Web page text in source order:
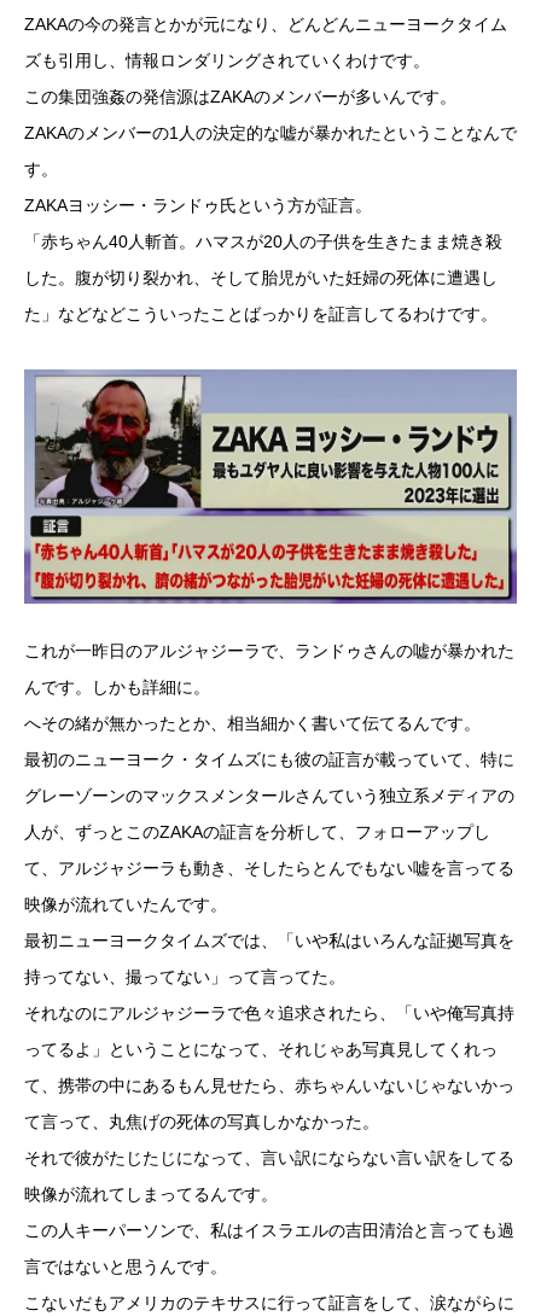
ZAKAの今の発言とかが元になり、どんどんニューヨークタイム
ズも引用し、情報ロンダリングされていくわけです。
この集団強姦の発信源はZAKAのメンバーが多いんです。
ZAKAのメンバーの1人の決定的な嘘が暴かれたということなんで
す。
ZAKAヨッシー・ランドゥ氏という方が証言。
「赤ちゃん40人斬首。ハマスが20人の子供を生きたまま焼き殺
した。腹が切り裂かれ、そして胎児がいた妊婦の死体に遭遇し
た」などなどこういったことばっかりを証言してるわけです。
これが一昨日のアルジャジーラで、ランドゥさんの嘘が暴かれた
んです。しかも詳細に。
へその緒が無かったとか、相当細かく書いて伝てるんです。
最初のニューヨーク・タイムズにも彼の証言が載っていて、特に
グレーゾーンのマックスメンタールさんていう独立系メディアの
人が、ずっとこのZAKAの証言を分析して、フォローアップし
て、アルジャジーラも動き、そしたらとんでもない嘘を言ってる
映像が流れていたんです。
最初ニューヨークタイムズでは、「いや私はいろんな証拠写真を
持ってない、撮ってない」って言ってた。
それなのにアルジャジーラで色々追求されたら、「いや俺写真持
ってるよ」ということになって、それじゃあ写真見してくれっ
て、携帯の中にあるもん見せたら、赤ちゃんいないじゃないかっ
て言って、丸焦げの死体の写真しかなかった。
それで彼がたじたじになって、言い訳にならない言い訳をしてる
映像が流れてしまってるんです。
この人キーパーソンで、私はイスラエルの吉田清治と言っても過
言ではないと思うんです。
こないだもアメリカのテキサスに行って証言をして、涙ながらに